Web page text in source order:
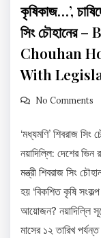
কৃষিকাজ…’,
সিং
Chouhan
With
No Comments
‘মধ্যমণি’ শিবরাজ
নয়াদিল্লি: দেশের ভিন
মন্ত্রী শিবরাজ সিং
হয় ‘বিকশিত কৃষি
আয়োজন? নয়াদিল্লি
মাসের ১২ তারিখ